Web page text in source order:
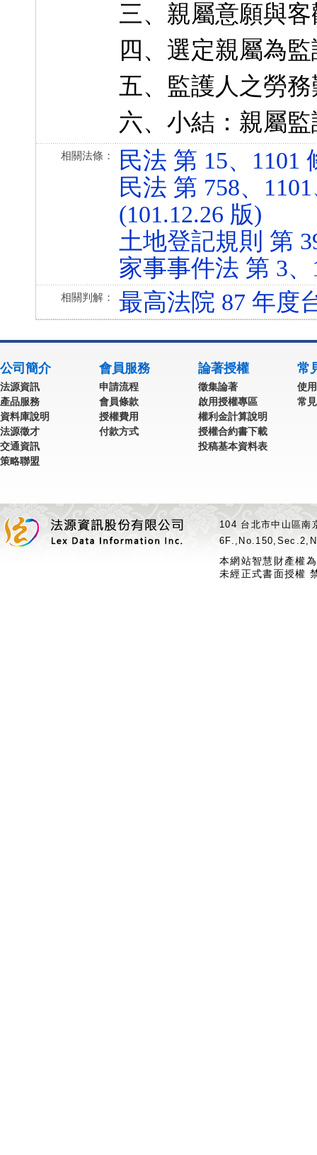
三、親屬意願與
四、選定親屬為
五、監護人之勞
六、小結：親屬
相關法條：
民法 第 15、1101
民法 第 758、
(101.12.26 版)
土地登記規則 第
家事事件法 第 3、
相關判解： 最高法院 87 年度
公司簡介
法源資訊
產品服務
資料庫說明
法源徵才
交通資訊
策略聯盟
會員服務
申請流程
會員條款
授權費用
付款方式
論著授權
徵集論著
啟用授權專區
權利金計算說明
授權合約書下載
投稿基本資料表
常
使
常
104 台北市中山區
本網站智慧財產權
未經正式書面授權